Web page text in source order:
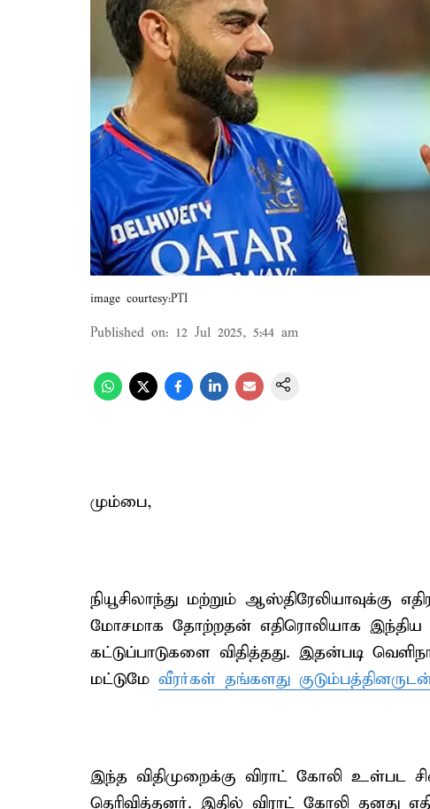
image courtesy:PTI
Published on: 12 Jul 2025, 5:44 am
மும்பை,
நியூசிலாந்து மற்றும்
மோசமாக தோற்றதன் எதிரொலியாக இந்திய
கட்டுப்பாடுகளை விதித்தது. இதன்படி
மட்டுமே வீரர்கள் தங்களது
இந்த விதிமுறைக்கு விராட் கோலி உள்பட
தெரிவித்தனர். இதில் விராட் கோலி தனது